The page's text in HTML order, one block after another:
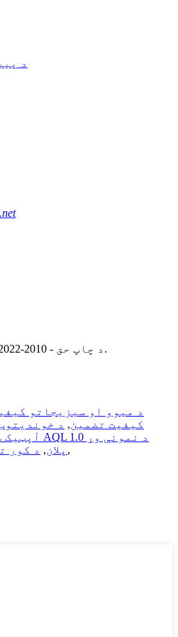
د
© د چاپ حق - 2010-2022: ټول حقونه خوندي دي.
د میوو او سبزیجاتو
کیفیت تضمین, د
آپټیک
پلان, د کور ,